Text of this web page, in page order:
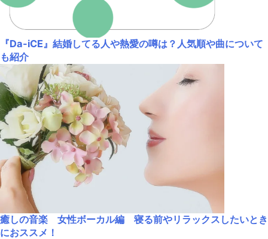
『Da-iCE』結婚してる人や熱愛の噂は？人気順や曲について
も紹介
癒しの音楽 女性ボーカル編 寝る前やリラックスしたいとき
におススメ！